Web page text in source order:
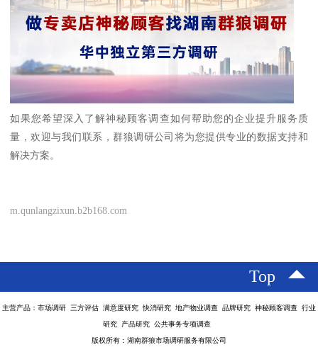
如果您希望深入了解神秘顾客调查如何帮助您的企业提升服务质
量，欢迎与我们联系，群狼调研公司将为您提供专业的数据支持和
解决方案。
m.qunlangzixun.b2b168.com
Top
主营产品：市场调研 三方评估 满意度研究 快消研究 地产物业调查 品牌研究 神秘顾客调查 行业
研究 产品研究 公共事务专项调查
版权所有：湖南群狼市场调研服务有限公司